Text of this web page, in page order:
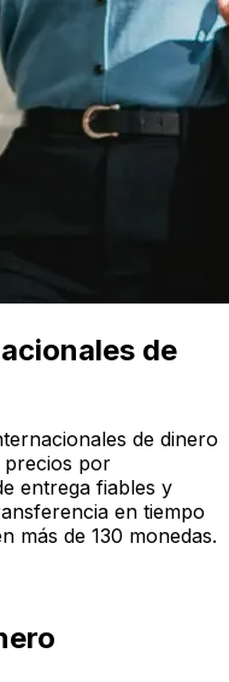
de
de dinero
precios por
entrega fiables y
en tiempo
más de 130 monedas.